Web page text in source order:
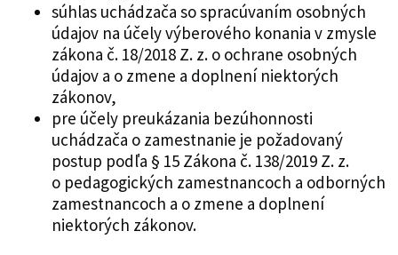
súhlas uchádzača so spracúvaním osobných
údajov na účely výberového konania v zmysle
zákona č. 18/2018 Z. z. o ochrane osobných
údajov a o zmene a doplnení niektorých
zákonov,
pre účely preukázania bezúhonnosti
uchádzača o zamestnanie je požadovaný
postup podľa § 15 Zákona č. 138/2019 Z. z.
o pedagogických zamestnancoch a odborných
zamestnancoch a o zmene a doplnení
niektorých zákonov.